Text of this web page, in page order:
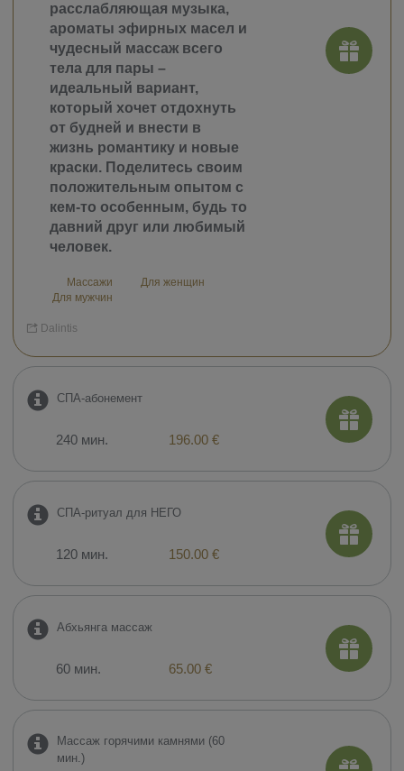
расслабляющая музыка,
ароматы эфирных масел и
чудесный массаж всего
тела для пары –
идеальный вариант,
который хочет отдохнуть
от будней и внести в
жизнь романтику и новые
краски. Поделитесь своим
положительным опытом с
кем-то особенным, будь то
давний друг или любимый
человек.
Массажи
Для женщин
Для мужчин
Dalintis
СПА-абонемент
240 мин. 196.00 €
СПА-ритуал для НЕГО
120 мин. 150.00 €
Абхьянга массаж
60 мин. 65.00 €
Массаж горячими камнями (60
мин.)